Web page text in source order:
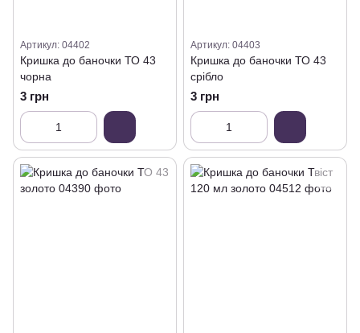
Артикул: 04402
Кришка до баночки ТО 43
чорна
3 грн
Артикул: 04403
Кришка до баночки ТО 43
срібло
3 грн